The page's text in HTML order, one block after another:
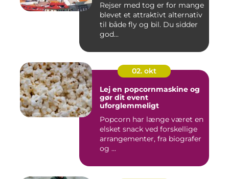
Rejser med tog er for mange
blevet et attraktivt alternativ
til både fly og bil. Du sidder
god...
02. okt
Lej en popcornmaskine og
gør dit event
uforglemmeligt
Popcorn har længe været en
elsket snack ved forskellige
arrangementer, fra biografer
og ...